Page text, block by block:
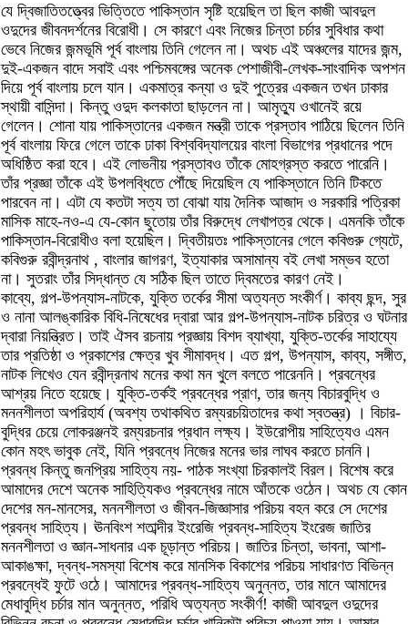
যে দ্বিজাতিতত্ত্বের ভিত্তিতে পাকিস্তান সৃষ্টি হয়েছিল তা ছিল কাজী আবদুল
ওদুদের জীবনদর্শনের বিরোধী। সে কারণে এবং নিজের চিন্তা চর্চার সুবিধার কথা
ভেবে নিজের জন্মভূমি পূর্ব বাংলায় তিনি গেলেন না। অথচ এই অঞ্চলের যাদের জন্ম,
দুই-একজন বাদে সবাই এবং পশ্চিমবঙ্গের অনেক পেশাজীবী-লেখক-সাংবাদিক অপশন
দিয়ে পূর্ব বাংলায় চলে যান। একমাত্র কন্যা ও দুই পুত্রের একজন তখন ঢাকার
স্থায়ী বাসিন্দা। কিন্তু ওদুদ কলকাতা ছাড়লেন না। আমৃত্যু ওখানেই রয়ে
গেলেন। শোনা যায় পাকিস্তানের একজন মন্ত্রী তাকে প্রস্তাব পাঠিয়ে ছিলেন তিনি
পূর্ব বাংলায় ফিরে গেলে তাকে ঢাকা বিশ্ববিদ্যালয়ের বাংলা বিভাগের প্রধানের পদে
অধিষ্ঠিত করা হবে। এই লোভনীয় প্রস্তাবও তাঁকে মোহগ্রস্ত করতে পারেনি।
তাঁর প্রজ্ঞা তাঁকে এই উপলব্ধিতে পৌঁছে দিয়েছিল যে পাকিস্তানে তিনি টিকতে
পারবেন না। এটা যে কতটা সত্য তা বোঝা যায় দৈনিক আজাদ ও সরকারি পত্রিকা
মাসিক মাহে-নও-এ যে-কোন ছুতোয় তাঁর বিরুদ্ধে লেখাপত্র থেকে। এমনকি তাঁকে
পাকিস্তান-বিরোধীও বলা হয়েছিল। দ্বিতীয়তঃ পাকিস্তানের গেলে কবিগুরু গ্যেটে,
কবিগুরু রবীন্দ্রনাথ , বাংলার জাগরণ, ইত্যাকার অসামান্য বই লেখা সম্ভব হতো
না। সুতরাং তাঁর সিদ্ধান্ত যে সঠিক ছিল তাতে দ্বিমতের কারণ নেই।
কাব্যে, গল্প-উপন্যাস-নাটকে, যুক্তি তর্কের সীমা অত্যন্ত সংকীর্ণ। কাব্য ছন্দ, সুর
ও নানা আলঙ্কারিক বিধি-নিষেধের দ্বারা আর গল্প-উপন্যাস-নাটক চরিত্র ও ঘটনার
দ্বারা নিয়ন্ত্রিত। তাই ঐসব রচনায় প্রজ্ঞায় বিশদ ব্যাখ্যা, যুক্তি-তর্কের সাহায্যে
তার প্রতিষ্ঠা ও প্রকাশের ক্ষেত্র খুব সীমাবদ্ধ। এত গল্প, উপন্যাস, কাব্য, সঙ্গীত,
নাটক লিখেও যেন রবীন্দ্রনাথ মনের কথা মন খুলে বলতে পারেননি। প্রবন্ধের
আশ্রয় নিতে হয়েছে। যুক্তি-তর্কই প্রবন্ধের প্রাণ, তার জন্য বিচারবুদ্ধি ও
মননশীলতা অপরিহার্য (অবশ্য তথাকথিত রম্যরচয়িতাদের কথা স্বতন্ত্র) । বিচার-
বুদ্ধির চেয়ে লোকরঞ্জনই রম্যরচনার প্রধান লক্ষ্য। ইউরোপীয় সাহিত্যেও এমন
কোন মহৎ ভাবুক নেই, যিনি প্রবন্ধে নিজের মনের ভার লাঘব করতে চাননি।
প্রবন্ধ কিন্তু জনপ্রিয় সাহিত্য নয়- পাঠক সংখ্যা চিরকালই বিরল। বিশেষ করে
আমাদের দেশে অনেক সাহিত্যিকও প্রবন্ধের নামে আঁতকে ওঠেন। অথচ যে কোন
দেশের মন-মানসের, মননশীলতা ও জীবন-জিজ্ঞাসার পরিচয় বহন করে সে দেশের
প্রবন্ধ সাহিত্য। ঊনবিংশ শতাব্দীর ইংরেজি প্রবন্ধ-সাহিত্য ইংরেজ জাতির
মননশীলতা ও জ্ঞান-সাধনার এক চূড়ান্ত পরিচয়। জাতির চিন্তা, ভাবনা, আশা-
আকাঙক্ষা, দ্বন্ধ-সমস্যা বিশেষ করে মানসিক বিকাশের পরিচয় সাধারণত বিভিন্ন
প্রবন্ধেই ফুটে ওঠে। আমাদের প্রবন্ধ-সাহিত্য অনুন্নত, তার মানে আমাদের
মেধাবুদ্ধি চর্চার মান অনুন্নত, পরিধি অত্যন্ত সংকীর্ণ! কাজী আবদুল ওদুদের